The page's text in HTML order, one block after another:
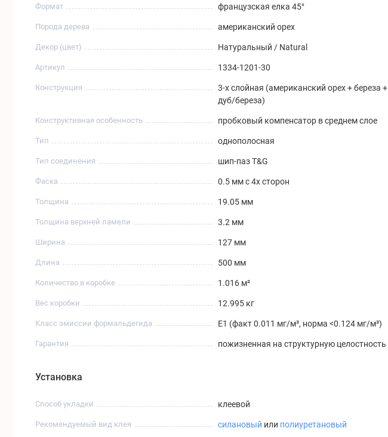
Формат французская елка 45°
Порода дерева американский орех
Декор (цвет) Натуральный / Natural
Артикул 1334-1201-30
Конструкция
3-х слойная (американский орех + береза +
дуб/береза)
Конструктивная особенность пробковый компенсатор в среднем слое
Тип однополосная
Тип соединения шип-паз T&G
Фаска 0.5 мм с 4х сторон
Толщина 19.05 мм
Толщина верхней ламели 3.2 мм
Ширина 127 мм
Длина 500 мм
Количество в коробке 1.016 м²
Вес коробки 12.995 кг
Класс эмиссии формальдегида Е1 (факт 0.011 мг/м³, норма <0.124 мг/м³)
Гарантия пожизненная на структурную целостность
Установка
Способ укладки клеевой
Рекомендуемый вид клея силановый или полиуретановый